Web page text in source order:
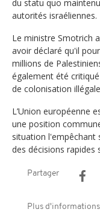
du statu quo
autorités israéliennes.
Le ministre Smotrich
avoir déclaré qu'il
millions de
également été
de colonisation
L’Union européenne
une position
situation l'empêchant
des décisions rapides
Partager
Plus